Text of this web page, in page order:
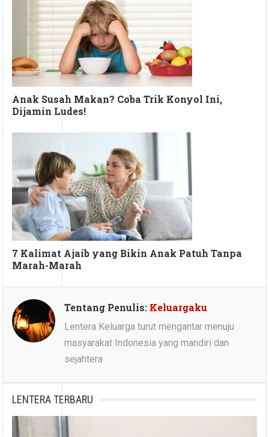
Anak Susah Makan? Coba Trik Konyol Ini,
Dijamin Ludes!
7 Kalimat Ajaib yang Bikin Anak Patuh Tanpa
Marah-Marah
Tentang Penulis: Keluargaku
Lentera Keluarga turut mengantar menuju
masyarakat Indonesia yang mandiri dan
sejahtera
LENTERA TERBARU